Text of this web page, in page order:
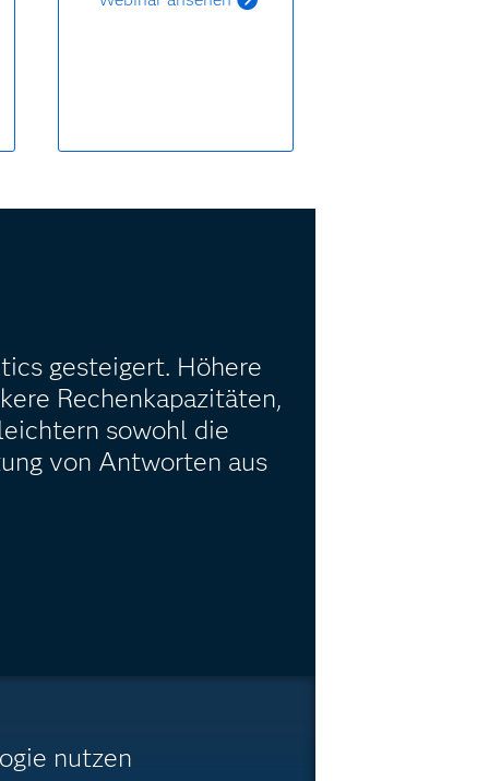
gesteigert. Höhere
Rechenkapazitäten,
sowohl die
von Antworten aus
nutzen